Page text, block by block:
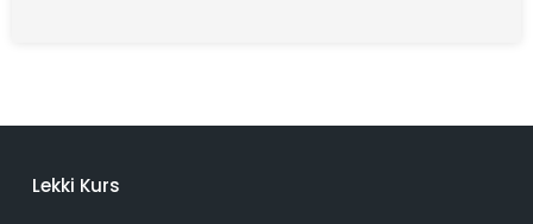
Lekki Kurs